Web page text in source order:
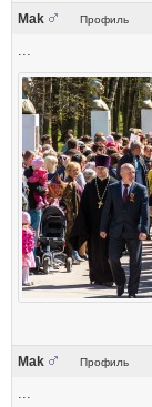
Mak Профиль
...
Mak Профиль
...